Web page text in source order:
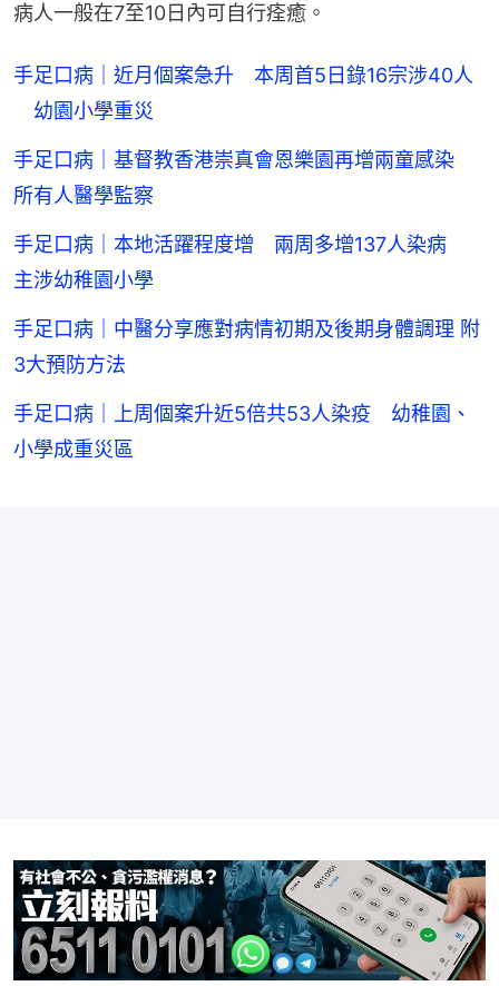
病人一般在7至10日內可自行痊癒。
手足口病｜近月個案急升 本周首5日錄16宗涉40人
幼園小學重災
手足口病｜基督教香港崇真會恩樂園再增兩童感染
所有人醫學監察
手足口病｜本地活躍程度增 兩周多增137人染病
主涉幼稚園小學
手足口病｜中醫分享應對病情初期及後期身體調理 附
3大預防方法
手足口病｜上周個案升近5倍共53人染疫 幼稚園、
小學成重災區